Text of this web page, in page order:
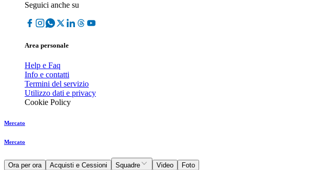
Seguici anche su
Area personale
Help e Faq
Info e contatti
Termini del servizio
Utilizzo dati e privacy
Cookie Policy
Mercato
Mercato
Ora per ora Acquisti e Cessioni Squadre Video Foto